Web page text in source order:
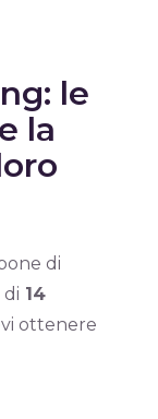
le
la
di
14
ottenere